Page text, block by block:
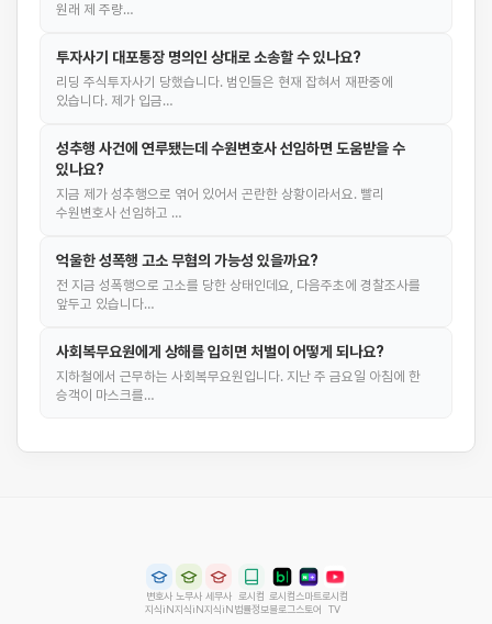
원래 제 주량…
투자사기 대포통장 명의인 상대로 소송할 수 있나요?
리딩 주식투자사기 당했습니다. 범인들은 현재 잡혀서 재판중에
있습니다. 제가 입금…
성추행 사건에 연루됐는데 수원변호사 선임하면 도움받을 수
있나요?
지금 제가 성추행으로 엮어 있어서 곤란한 상황이라서요. 빨리
수원변호사 선임하고 …
억울한 성폭행 고소 무혐의 가능성 있을까요?
전 지금 성폭행으로 고소를 당한 상태인데요, 다음주초에 경찰조사를
앞두고 있습니다…
사회복무요원에게 상해를 입히면 처벌이 어떻게 되나요?
지하철에서 근무하는 사회복무요원입니다. 지난 주 금요일 아침에 한
승객이 마스크를…
변호사
지식iN
노무사
지식iN
세무사
지식iN
로시컴
법률정보
로시컴
블로그
스마트
스토어
로시컴
TV